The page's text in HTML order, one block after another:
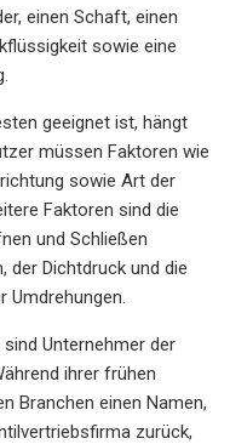
einen Schaft, einen
sowie eine
geeignet ist, hängt
müssen Faktoren wie
sowie Art der
Faktoren sind die
und Schließen
der Dichtdruck und die
Umdrehungen.
Unternehmer der
ihrer frühen
Branchen einen Namen,
zurück,